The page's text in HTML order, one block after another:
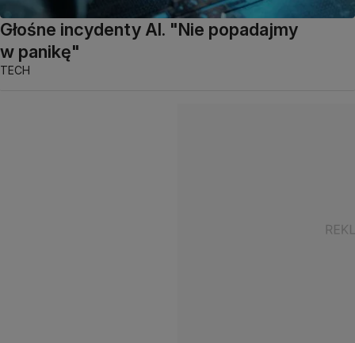
Głośne incydenty AI. "Nie popadajmy
w panikę"
TECH